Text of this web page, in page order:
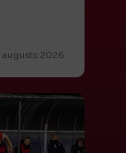
augusts 2026.